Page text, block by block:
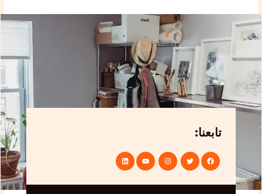
تابعنا: